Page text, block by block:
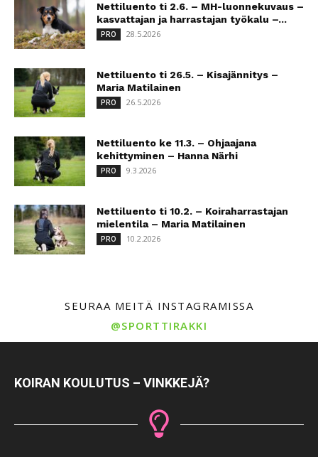
Nettiluento ti 2.6. – MH-luonnekuvaus –
kasvattajan ja harrastajan työkalu –...
PRO 28.5.2026
Nettiluento ti 26.5. – Kisajännitys –
Maria Matilainen
PRO 26.5.2026
Nettiluento ke 11.3. – Ohjaajana
kehittyminen – Hanna Närhi
PRO 9.3.2026
Nettiluento ti 10.2. – Koiraharrastajan
mielentila – Maria Matilainen
PRO 10.2.2026
SEURAA MEITÄ INSTAGRAMISSA
@SPORTTIRAKKI
KOIRAN KOULUTUS – VINKKEJÄ?